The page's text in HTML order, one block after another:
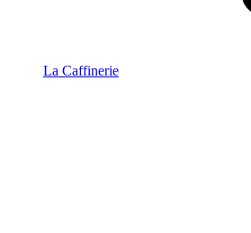
La Caffinerie